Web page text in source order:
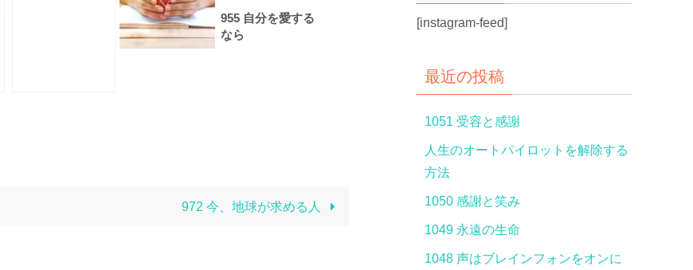
955 自分を愛する
なら
972 今、地球が求める人
[instagram-feed]
最近の投稿
1051 受容と感謝
人生のオートパイロットを解除する
方法
1050 感謝と笑み
1049 永遠の生命
1048 声はブレインフォンをオンに